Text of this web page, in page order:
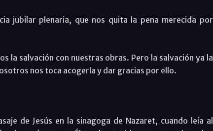
jubilar plenaria, que nos quita la pena merecida por
la salvación con nuestras obras. Pero la salvación ya la
nos toca acogerla y dar gracias por ello.
de Jesús en la sinagoga de Nazaret, cuando leía al